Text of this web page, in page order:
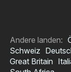
Andere landen:
Schweiz
Great Britain